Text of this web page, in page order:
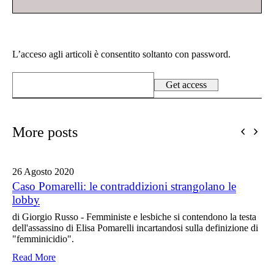
L’acceso agli articoli è consentito soltanto con password.
More posts
26 Agosto 2020
Caso Pomarelli: le contraddizioni strangolano le
lobby
di Giorgio Russo - Femministe e lesbiche si contendono la testa
dell'assassino di Elisa Pomarelli incartandosi sulla definizione di
"femminicidio".
Read More